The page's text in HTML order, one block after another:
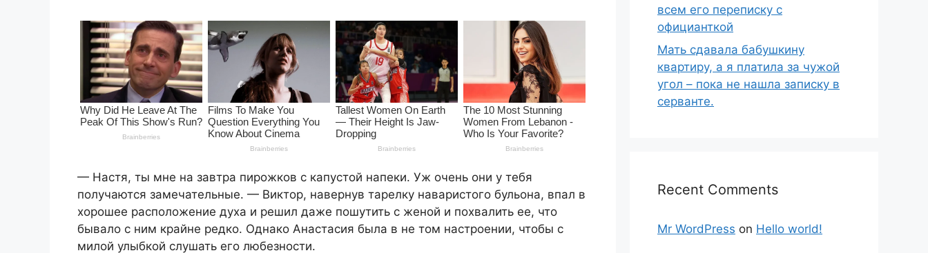
— Настя, ты мне на завтра пирожков с капустой напеки. Уж очень они у тебя
получаются замечательные. — Виктор, навернув тарелку наваристого бульона, впал в
хорошее расположение духа и решил даже пошутить с женой и похвалить ее, что
бывало с ним крайне редко. Однако Анастасия была в не том настроении, чтобы с
милой улыбкой слушать его любезности.
всем его переписку с
официанткой
Мать сдавала бабушкину
квартиру, а я платила за чужой
угол – пока не нашла записку в
серванте.
Recent Comments
Mr WordPress on Hello world!